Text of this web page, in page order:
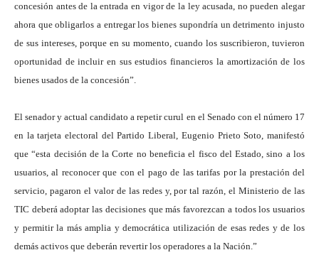
concesión antes de la entrada en vigor de la ley acusada, no pueden alegar
ahora que obligarlos a entregar los bienes supondría un detrimento injusto
de sus intereses, porque en su momento, cuando los suscribieron, tuvieron
oportunidad de incluir en sus estudios financieros la amortización de los
bienes usados de la concesión”.
El senador y actual candidato a repetir curul en el Senado con el número 17
en la tarjeta electoral del Partido Liberal, Eugenio Prieto Soto, manifestó
que “esta decisión de la Corte no beneficia el fisco del Estado, sino a los
usuarios, al reconocer que con el pago de las tarifas por la prestación del
servicio, pagaron el valor de las redes y, por tal razón, el Ministerio de las
TIC deberá adoptar las decisiones que más favorezcan a todos los usuarios
y permitir la más amplia y democrática utilización de esas redes y de los
demás activos que deberán revertir los operadores a la Nación.”